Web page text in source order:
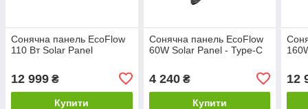
Сонячна панель EcoFlow
110 Вт Solar Panel
12 999 ₴
Купити
Сонячна панель EcoFlow
60W Solar Panel - Type-C
4 240₴
Купити
12